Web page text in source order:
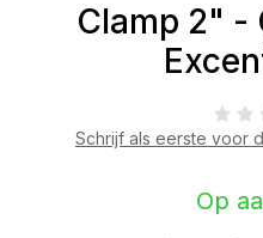
Clamp 2" -
Schrijf als eerste voor
Op